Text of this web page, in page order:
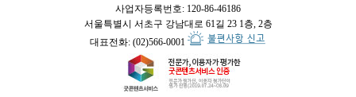
사업자등록번호: 120-86-46186
서울특별시 서초구 강남대로 61길 23 1층, 2층
대표전화: (02)566-0001